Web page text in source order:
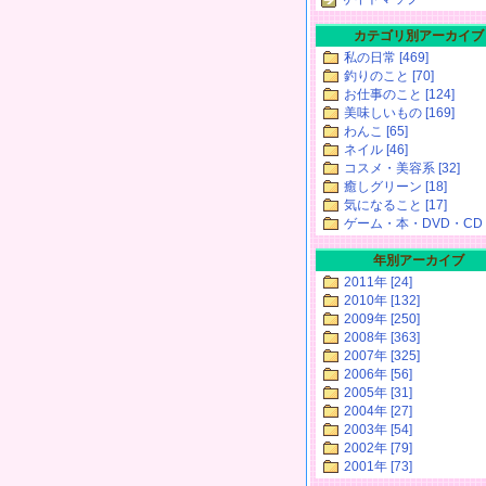
カテゴリ別アーカイブ
私の日常 [469]
釣りのこと [70]
お仕事のこと [124]
美味しいもの [169]
わんこ [65]
ネイル [46]
コスメ・美容系 [32]
癒しグリーン [18]
気になること [17]
ゲーム・本・DVD・CD
年別アーカイブ
2011年 [24]
2010年 [132]
2009年 [250]
2008年 [363]
2007年 [325]
2006年 [56]
2005年 [31]
2004年 [27]
2003年 [54]
2002年 [79]
2001年 [73]